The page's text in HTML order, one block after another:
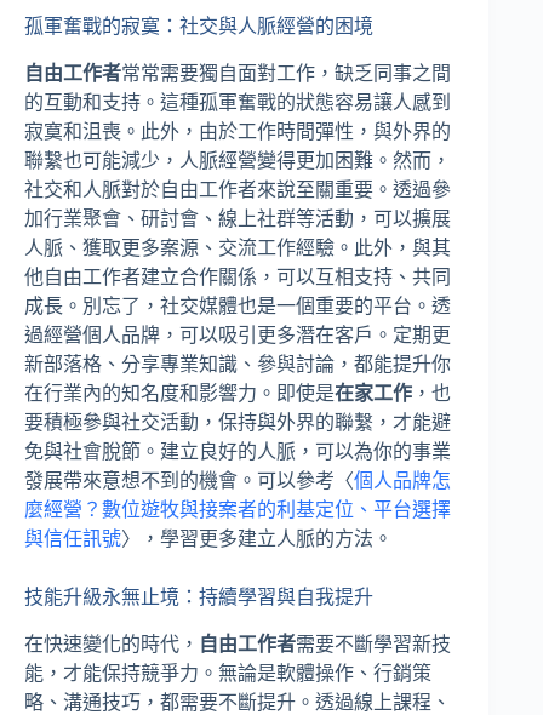
孤軍奮戰的寂寞：社交與人脈經營的困境
自由工作者常常需要獨自面對工作，缺乏同事之間
的互動和支持。這種孤軍奮戰的狀態容易讓人感到
寂寞和沮喪。此外，由於工作時間彈性，與外界的
聯繫也可能減少，人脈經營變得更加困難。然而，
社交和人脈對於自由工作者來說至關重要。透過參
加行業聚會、研討會、線上社群等活動，可以擴展
人脈、獲取更多案源、交流工作經驗。此外，與其
他自由工作者建立合作關係，可以互相支持、共同
成長。別忘了，社交媒體也是一個重要的平台。透
過經營個人品牌，可以吸引更多潛在客戶。定期更
新部落格、分享專業知識、參與討論，都能提升你
在行業內的知名度和影響力。即使是在家工作 ，也
要積極參與社交活動，保持與外界的聯繫，才能避
免與社會脫節。建立良好的人脈，可以為你的事業
發展帶來意想不到的機會。可以參考〈個人品牌怎
麼經營？數位遊牧與接案者的利基定位、平台選擇
與信任訊號〉，學習更多建立人脈的方法。
技能升級永無止境：持續學習與自我提升
在快速變化的時代， 自由工作者需要不斷學習新技
能，才能保持競爭力。無論是軟體操作、行銷策
略、溝通技巧，都需要不斷提升。透過線上課程、